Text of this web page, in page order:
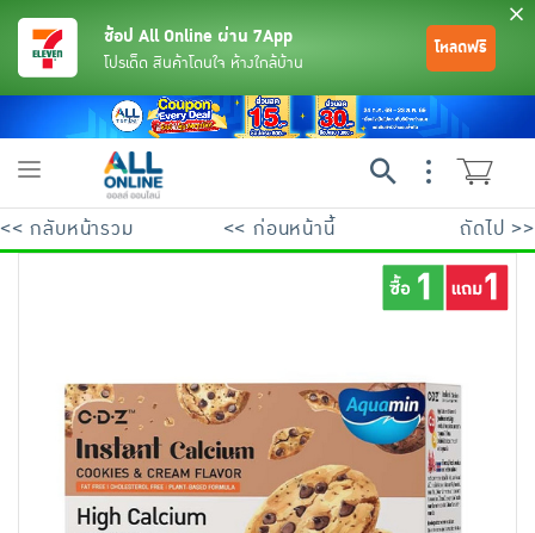
ย้อนกลับ
เครื่องดื่มและผงชงดื่ม
ย้อนกลับ
ย้อนกลับ
ย้อนกลับ
ย้อนกลับ
ย้อนกลับ
ย้อนกลับ
ย้อนกลับ
ย้อนกลับ
ย้อนกลับ
พระเครื่อง test pop
ย้อนกลับ
ช้อป All Online ผ่าน 7App
โปรเด็ด สินค้าโดนใจ ห้างใกล้บ้าน
โหลดฟรี
Toggle
<< กลับหน้ารวม << ก่อนหน้านี้ ถัดไป >>